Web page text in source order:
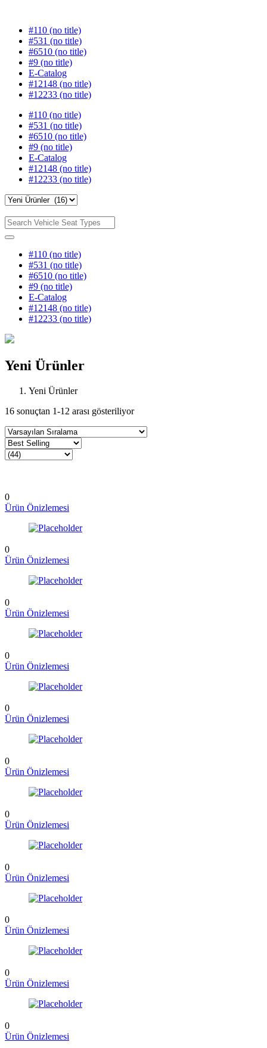
#110 (no title)
#531 (no title)
#6510 (no title)
#9 (no title)
E-Catalog
#12148 (no title)
#12233 (no title)
#110 (no title)
#531 (no title)
#6510 (no title)
#9 (no title)
E-Catalog
#12148 (no title)
#12233 (no title)
#110 (no title)
#531 (no title)
#6510 (no title)
#9 (no title)
E-Catalog
#12148 (no title)
#12233 (no title)
Yeni Ürünler
Yeni Ürünler
16 sonuçtan 1-12 arası gösteriliyor
0
Ürün Önizlemesi
0
Ürün Önizlemesi
0
Ürün Önizlemesi
0
Ürün Önizlemesi
0
Ürün Önizlemesi
0
Ürün Önizlemesi
0
Ürün Önizlemesi
0
Ürün Önizlemesi
0
Ürün Önizlemesi
0
Ürün Önizlemesi
0
Ürün Önizlemesi